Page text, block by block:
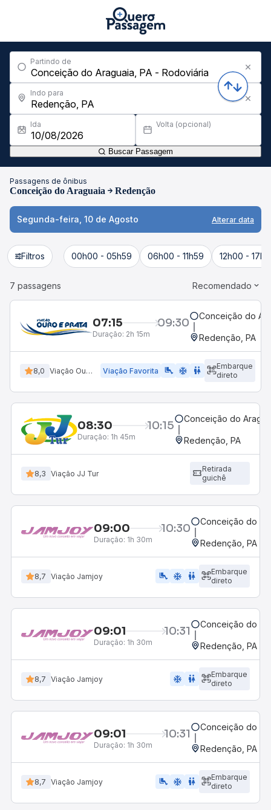
Partindo de
Indo para
Ida Volta (opcional)
Buscar Passagem
Passagens de ônibus
Conceição do Araguaia Redenção
Segunda-feira, 10 de Agosto Alterar data
Filtros 00h00 - 05h59 06h00 - 11h59 12h00 -
7 passagens Recomendado
07:15 09:30
Duração: 2h 15m
Conceição do
Redenção, PA
8,0 Viação Ouro e Prata Viação Favorita airline_seat_legroom_extra ac_unit WC
Embarque
direto
08:30 10:15
Duração: 1h 45m
Conceição do
Redenção, PA
8,3 Viação JJ Tur
Retirada
guichê
09:00 10:30
Duração: 1h 30m
Conceição do
Redenção, PA
8,7 Viação Jamjoy airline_seat_legroom_extra ac_unit WC
Embarque
direto
09:01 10:31
Duração: 1h 30m
Conceição do
Redenção, PA
8,7 Viação Jamjoy ac_unit wc
Embarque
direto
09:01 10:31
Duração: 1h 30m
Conceição do
Redenção, PA
8,7 Viação Jamjoy airline_seat_legroom_extra ac_unit wc
Embarque
direto